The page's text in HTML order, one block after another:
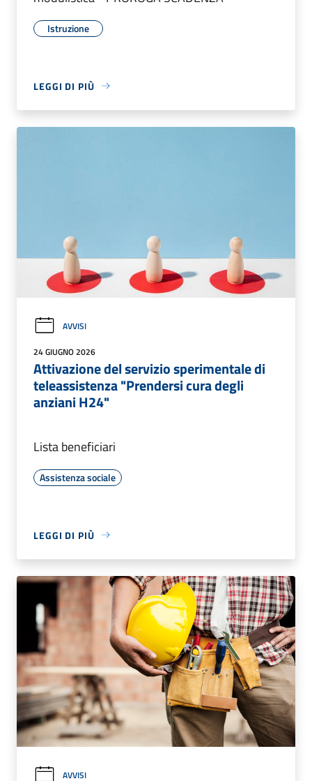
Istruzione
LEGGI DI PIÙ
AVVISI
24 GIUGNO 2026
Attivazione del servizio sperimentale di
teleassistenza "Prendersi cura degli
anziani H24"
Lista beneficiari
Assistenza sociale
LEGGI DI PIÙ
AVVISI